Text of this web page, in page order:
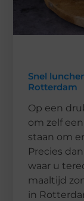
Snel
Rotterdam
Op een
om zelf
staan om
Precies
waar u
maaltijd
in